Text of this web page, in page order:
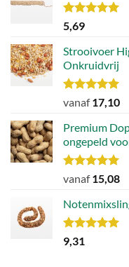
Waardering
5.00
5,69
Strooivoer
Onkruidvrij
Waardering
uit 5
vanaf17,10
Premium
ongepeld
Waardering
uit 5
vanaf15,08
Waardering
5.00
9,31